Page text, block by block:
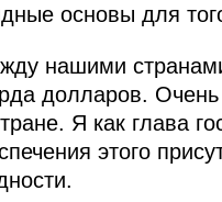
основы для
нашими
долларов.
Я как глава
этого